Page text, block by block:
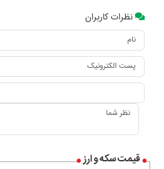
قیمت سکه و ارز
نظرات کاربران